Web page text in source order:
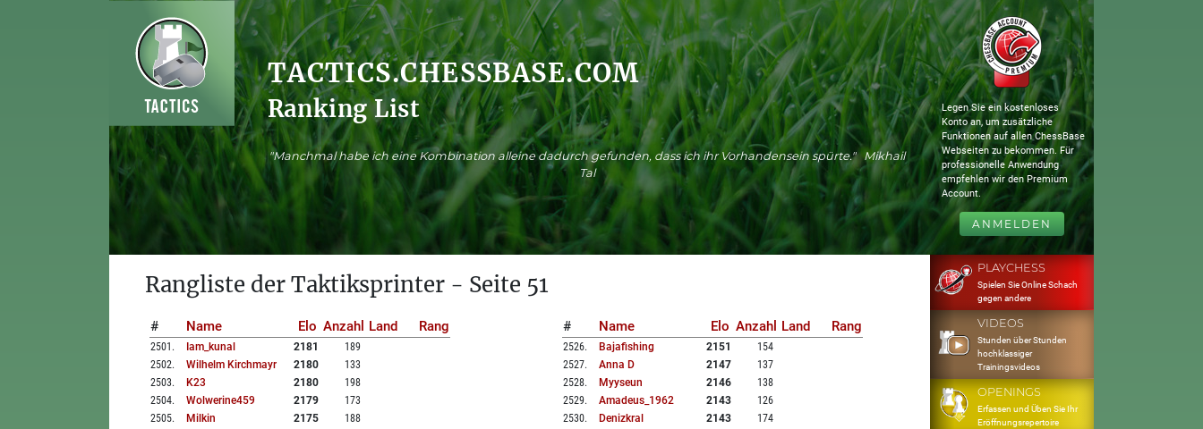
TACTICS.CHESSBASE.COM
Ranking List
"Manchmal habe ich eine Kombination alleine dadurch gefunden, dass ich ihr Vorhandensein spürte." Mikhail
Tal
Legen Sie ein kostenloses
Konto an, um zusätzliche
Funktionen auf allen ChessBase
Webseiten zu bekommen. Für
professionelle Anwendung
empfehlen wir den Premium
Account.
ANMELDEN
Rangliste der Taktiksprinter - Seite 51
# Name Elo Anzahl Land Rang
2501 . Iam_kunal 2181
189
2502. Wilhelm Kirchmayr 2180
133
2503. K23 2180
198
2504. Wolwerine459 2179
173
2505. Milkin 2175
188
# Name Elo Anzahl Land Rang
2526. Bajafishing 2151
154
2527. Anna D 2147
137
2528. Myyseun 2146
138
2529. Amadeus_1962 2143
126
2530. Denizkral 2143
174
PLAYCHESS
Spielen Sie Online Schach
gegen andere
VIDEOS
Stunden über Stunden
hochklassiger
Trainingsvideos
OPENINGS
Erfassen und Üben Sie Ihr
Eröffnungsrepertoire